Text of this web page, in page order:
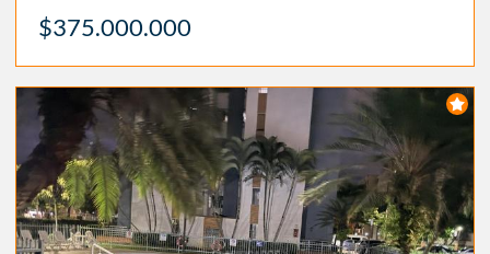
$375.000.000